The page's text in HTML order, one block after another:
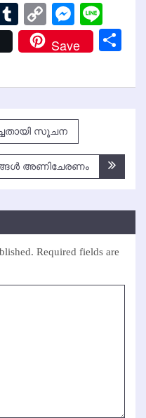
Tumblr
Copy
Link
Save
സൂചന
അണിചേരണം
Required fields are